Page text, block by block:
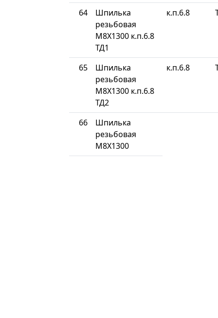
64
Шпилька
резьбовая
М8Х1300 к.п.6.8
ТД1
к.п.6.8
65
Шпилька
резьбовая
М8Х1300 к.п.6.8
ТД2
к.п.6.8
66
Шпилька
резьбовая
М8Х1300